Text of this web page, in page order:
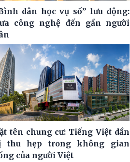
dân học vụ số” lưu động:
công nghệ đến gần người
tên chung cư: Tiếng Việt dần
thu hẹp trong không gian
của người Việt